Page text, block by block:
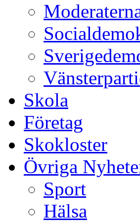
Skola
Företag
Skokloster
Övriga
Sport
Hälsa